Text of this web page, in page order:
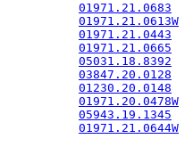
01971.21.0683
01971.21.0613W
01971.21.0443
01971.21.0665
05031.18.8392
03847.20.0128
01230.20.0148
01971.20.0478W
05943.19.1345
01971.21.0644W